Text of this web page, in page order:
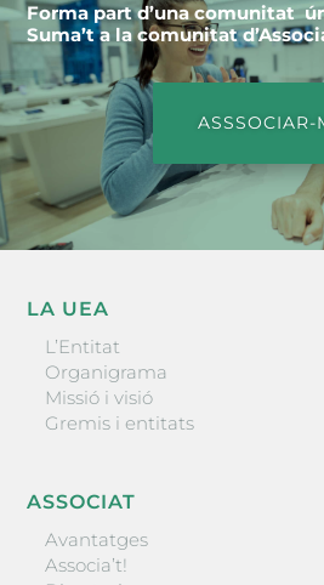
Forma part d’una comunitat
Suma’t a la comunitat
ASSSOCIAR-
LA UEA
L’Entitat
Organigrama
Missió i visió
Gremis i entitats
ASSOCIAT
Avantatges
Associa’t!